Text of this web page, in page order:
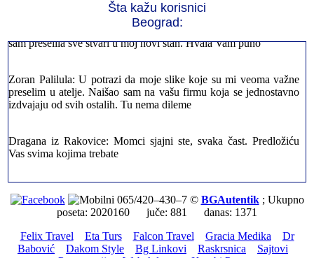
Šta kažu korisnici
Beograd:
Milica iz Novog Beograda: Zahvaljujuću vašoj firmi. Istog dana
sam preselila sve stvari u moj novi stan. Hvala Vam puno
Zoran Palilula: U potrazi da moje slike koje su mi veoma važne
preselim u atelje. Naišao sam na vašu firmu koja se jednostavno
izdvajaju od svih ostalih. Tu nema dileme
Dragana iz Rakovice: Momci sjajni ste, svaka čast. Predložiću
Vas svima kojima trebate
Petar sa Savskog Venaca: Trebalo je odmah da ispraznim stan i
prebacim stvari u drugi. Pozvao sam vašu firmu. Ja ljudi ne znam
šta bi radio sada da ne postojite, Hvala Vam
Dragan iz Stari Grad: Retko gde može da se nađe prava
065/420–430–7 © BGAutentik; Ukupno
poseta: 2020160 juče: 881 danas: 1371
Felix Travel
Eta Turs Falcon Travel Gracia Medika
Dr
Babović
Dakom Style Bg Linkovi Raskrsnica
Sajtovi